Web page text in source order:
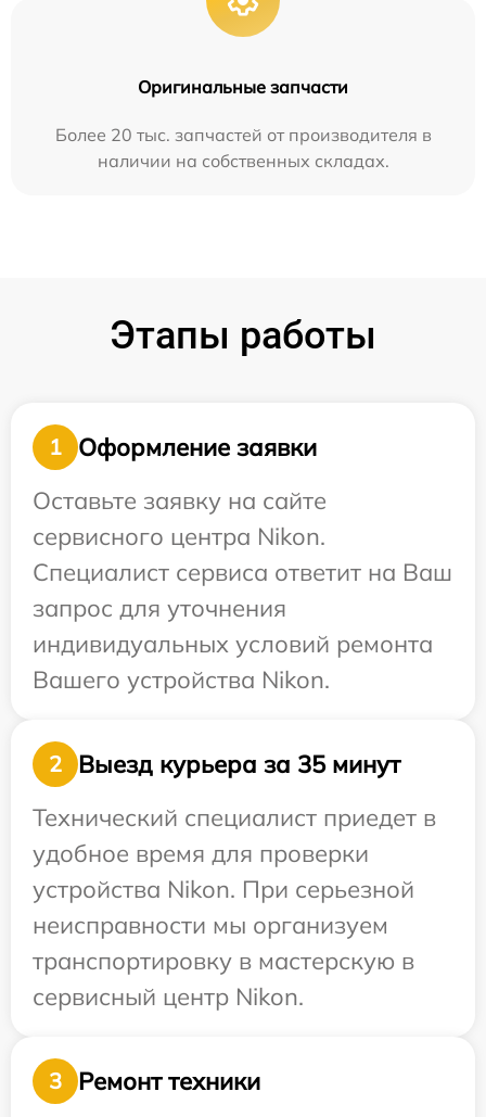
Оригинальные запчасти
Более 20 тыс. запчастей от производителя в
наличии на собственных складах.
Этапы работы
1
Оформление заявки
Оставьте заявку на сайте
сервисного центра Nikon.
Специалист сервиса ответит на Ваш
запрос для уточнения
индивидуальных условий ремонта
Вашего устройства Nikon.
2
Выезд курьера за 35 минут
Технический специалист приедет в
удобное время для проверки
устройства Nikon. При серьезной
неисправности мы организуем
транспортировку в мастерскую в
сервисный центр Nikon.
3 Ремонт техники